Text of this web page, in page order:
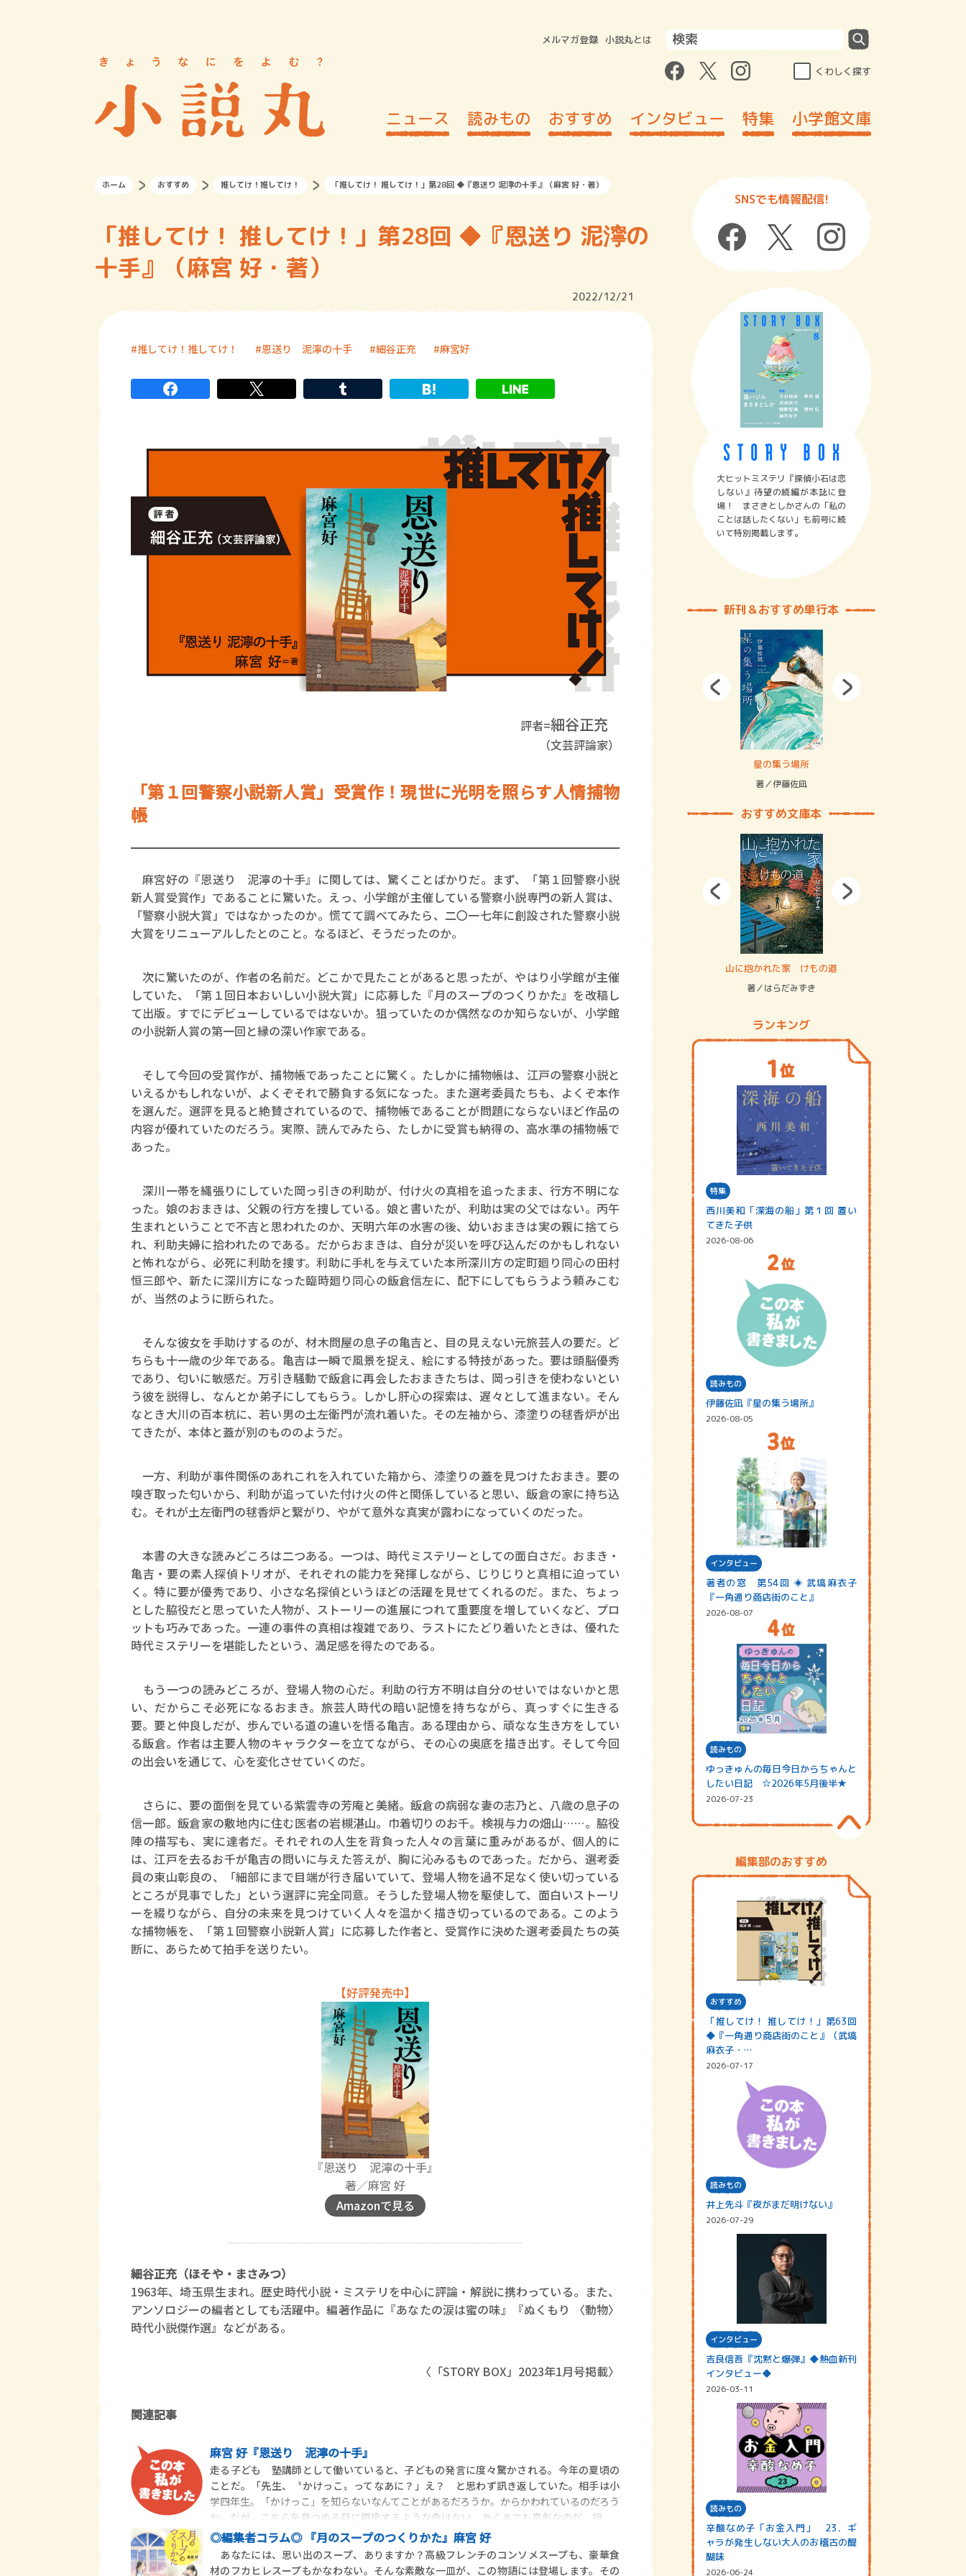
メルマガ登録 小説丸とは
くわしく探す
ニュース 読みもの おすすめ インタビュー 特集 小学館文庫
ホーム おすすめ 推してけ！推してけ！ 「推してけ！ 推してけ！」第28回 ◆『恩送り 泥濘の十手』（麻宮 好・著）
「推してけ！ 推してけ！」第28回 ◆『恩送り 泥濘の
十手』（麻宮 好・著）
2022/12/21
推してけ！推してけ！ 恩送り 泥濘の十手 細谷正充 麻宮好
評者=細谷正充
（文芸評論家）
「第１回警察小説新人賞」受賞作！現世に光明を照らす人情捕物
帳
麻宮好の『恩送り 泥濘の十手』に関しては、驚くことばかりだ。まず、「第１回警察小説
新人賞受賞作」であることに驚いた。えっ、小学館が主催している警察小説専門の新人賞は、
「警察小説大賞」ではなかったのか。慌てて調べてみたら、二〇一七年に創設された警察小説
大賞をリニューアルしたとのこと。なるほど、そうだったのか。
次に驚いたのが、作者の名前だ。どこかで見たことがあると思ったが、やはり小学館が主催
していた、「第１回日本おいしい小説大賞」に応募した『月のスープのつくりかた』を改稿し
て出版。すでにデビューしているではないか。狙っていたのか偶然なのか知らないが、小学館
の小説新人賞の第一回と縁の深い作家である。
そして今回の受賞作が、捕物帳であったことに驚く。たしかに捕物帳は、江戸の警察小説と
いえるかもしれないが、よくぞそれで勝負する気になった。また選考委員たちも、よくぞ本作
を選んだ。選評を見ると絶賛されているので、捕物帳であることが問題にならないほど作品の
内容が優れていたのだろう。実際、読んでみたら、たしかに受賞も納得の、高水準の捕物帳で
あった。
深川一帯を縄張りにしていた岡っ引きの利助が、付け火の真相を追ったまま、行方不明にな
った。娘のおまきは、父親の行方を捜している。娘と書いたが、利助は実の父ではない。丙午
生まれということで不吉と思われたのか、天明六年の水害の後、幼いおまきは実の親に捨てら
れ、利助夫婦に拾われたのである。だからおまきは、自分が災いを呼び込んだのかもしれない
と怖れながら、必死に利助を捜す。利助に手札を与えていた本所深川方の定町廻り同心の田村
恒三郎や、新たに深川方になった臨時廻り同心の飯倉信左に、配下にしてもらうよう頼みこむ
が、当然のように断られた。
そんな彼女を手助けするのが、材木問屋の息子の亀吉と、目の見えない元旅芸人の要だ。ど
ちらも十一歳の少年である。亀吉は一瞬で風景を捉え、絵にする特技があった。要は頭脳優秀
であり、匂いに敏感だ。万引き騒動で飯倉に再会したおまきたちは、岡っ引きを使わないとい
う彼を説得し、なんとか弟子にしてもらう。しかし肝心の探索は、遅々として進まない。そん
なとき大川の百本杭に、若い男の土左衛門が流れ着いた。その左袖から、漆塗りの毬香炉が出
てきたが、本体と蓋が別のもののようだ。
一方、利助が事件関係のあれこれを入れていた箱から、漆塗りの蓋を見つけたおまき。要の
嗅ぎ取った匂いから、利助が追っていた付け火の件と関係していると思い、飯倉の家に持ち込
む。それが土左衛門の毬香炉と繋がり、やがて意外な真実が露わになっていくのだった。
本書の大きな読みどころは二つある。一つは、時代ミステリーとしての面白さだ。おまき・
亀吉・要の素人探偵トリオが、それぞれの能力を発揮しながら、じりじりと真相に迫ってい
く。特に要が優秀であり、小さな名探偵というほどの活躍を見せてくれるのだ。また、ちょっ
とした脇役だと思っていた人物が、ストーリーの進展につれて重要度を増していくなど、プロ
ットも巧みであった。一連の事件の真相は複雑であり、ラストにたどり着いたときは、優れた
時代ミステリーを堪能したという、満足感を得たのである。
もう一つの読みどころが、登場人物の心だ。利助の行方不明は自分のせいではないかと思
い、だからこそ必死になるおまき。旅芸人時代の暗い記憶を持ちながら、真っすぐに生きる
要。要と仲良しだが、歩んでいる道の違いを悟る亀吉。ある理由から、頑なな生き方をしてい
る飯倉。作者は主要人物のキャラクターを立てながら、その心の奥底を描き出す。そして今回
の出会いを通じて、心を変化させていくのだ。
さらに、要の面倒を見ている紫雲寺の芳庵と美緒。飯倉の病弱な妻の志乃と、八歳の息子の
信一郎。飯倉家の敷地内に住む医者の岩槻湛山。巾着切りのお千。検視与力の畑山……。脇役
陣の描写も、実に達者だ。それぞれの人生を背負った人々の言葉に重みがあるが、個人的に
は、江戸を去るお千が亀吉の問いに与えた答えが、胸に沁みるものであった。だから、選考委
員の東山彰良の、「細部にまで目端が行き届いていて、登場人物を過不足なく使い切っている
ところが見事でした」という選評に完全同意。そうした登場人物を駆使して、面白いストーリ
ーを綴りながら、自分の未来を見つけていく人々を温かく描き切っているのである。このよう
な捕物帳を、「第１回警察小説新人賞」に応募した作者と、受賞作に決めた選考委員たちの英
断に、あらためて拍手を送りたい。
【好評発売中】
『恩送り 泥濘の十手』
著／麻宮 好
Amazonで見る
細谷正充 （ほそや・まさみつ）
1963年、埼玉県生まれ。歴史時代小説・ミステリを中心に評論・解説に携わっている。また、
アンソロジーの編者としても活躍中。編著作品に『あなたの涙は蜜の味』『ぬくもり 〈動物〉
時代小説傑作選』などがある。
〈「STORY BOX」2023年1月号掲載〉
関連記事
麻宮 好『恩送り 泥濘の十手』
走る子ども 塾講師として働いていると、子どもの発言に度々驚かされる。今年の夏頃の
ことだ。「先生、〝かけっこ〟ってなあに？」え？ と思わず訊き返していた。相手は小
学四年生。「かけっこ」を知らないなんてことがあるだろうか。からかわれているのだろう
か。だが、こちらを見つめる目に揶揄するような色はない。あくまでも真剣なのだ。授
◎編集者コラム◎ 『月のスープのつくりかた』麻宮 好
あなたには、思い出のスープ、ありますか？高級フレンチのコンソメスープも、豪華食
材のフカヒレスープもかなわない。そんな素敵な一皿が、この物語には登場します。その
SNSでも情報配信!
大ヒットミステリ『探偵小石は恋
しない』待望の続編が本誌に登
場！ まさきとしかさんの「私の
ことは話したくない」も前号に続
いて特別掲載します。
新刊＆おすすめ単行本
著／川瀬七緒
星の集う場所
著／伊藤佐凪
おすすめ文庫本
ロボット・イン・ザ・システム
著／デボラ・イン…
山に抱かれた家 けもの道
著／はらだみずき
ランキング
特集
西川美和「深海の船」第１回 置い
てきた子供
2026-08-06
読みもの
伊藤佐凪『星の集う場所』
2026-08-05
インタビュー
著者の窓 第54回 ◈ 武塙麻衣子
『一角通り商店街のこと』
2026-08-07
読みもの
ゆっきゅんの毎日今日からちゃんと
したい日記 ☆2026年5月後半★
2026-07-23
編集部のおすすめ
おすすめ
「推してけ！ 推してけ！」第63回
◆『一角通り商店街のこと』（武塙
麻衣子・…
2026-07-17
読みもの
井上先斗『夜がまだ明けない』
2026-07-29
インタビュー
吉良信吾『沈黙と爆弾』◆熱血新刊
インタビュー◆
2026-03-11
読みもの
辛酸なめ子「お金入門」 23．ギ
ャラが発生しない大人のお稽古の醍
醐味
2026-06-24